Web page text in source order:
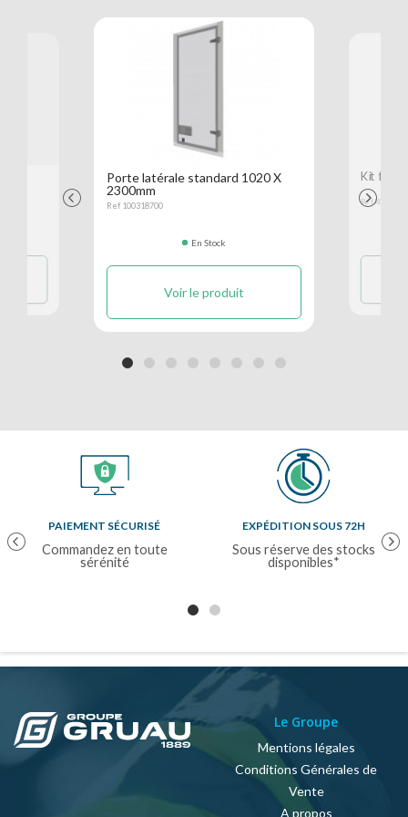
Previous
Porte latérale standard 1020 X
2300mm
Ref 100318700
En Stock
Voir le produit
Kit
Ref
Next
PreviousPAIEMENT SÉCURISÉ
Commandez en toute
sérénité
EXPÉDITION SOUS 72H
Sous réserve des stocks
disponibles*
Le Groupe
Mentions légales
Conditions Générales de
Vente
A propos